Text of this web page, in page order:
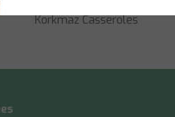
Korkmaz Casseroles